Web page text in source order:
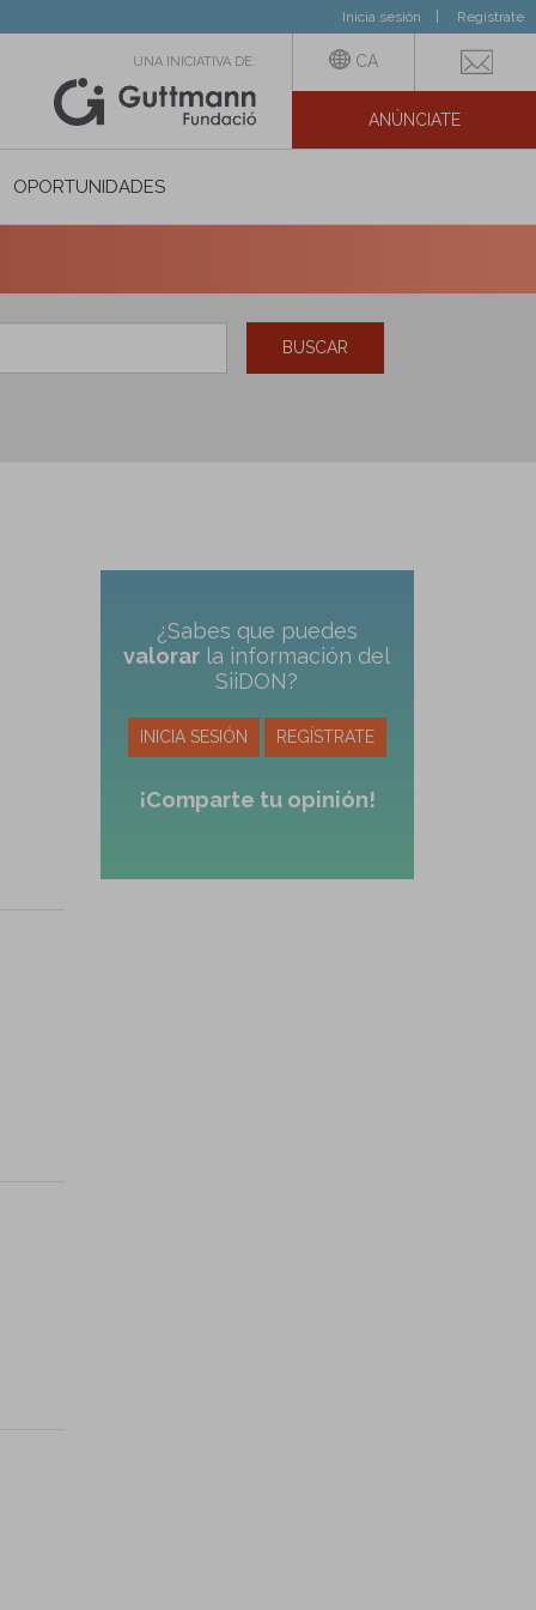
Inicia sesión Regístrate
UNA INICIATIVA DE: CA
ANÚNCIATE
SOCIAL
OPORTUNIDADES
BUSCAR
¿Sabes que puedes
valorar la información del
SiiDON?
INICIA SESIÓN REGÍSTRATE
¡Comparte tu opinión!